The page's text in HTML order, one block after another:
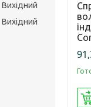
Вихідний
Вихідний